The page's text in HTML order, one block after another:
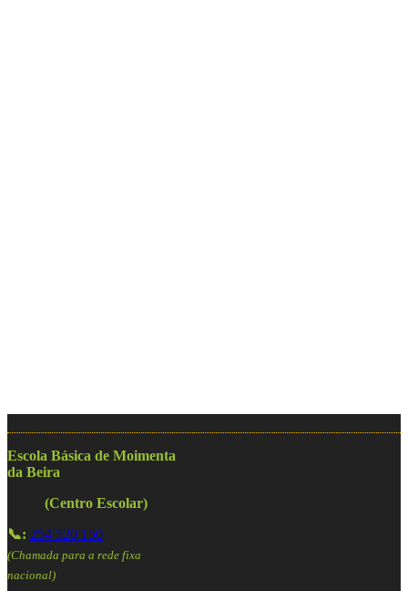
Escola Básica de Moimenta
da Beira
(Centro Escolar)
📞: 254 520 150
(Chamada para a rede fixa
nacional)